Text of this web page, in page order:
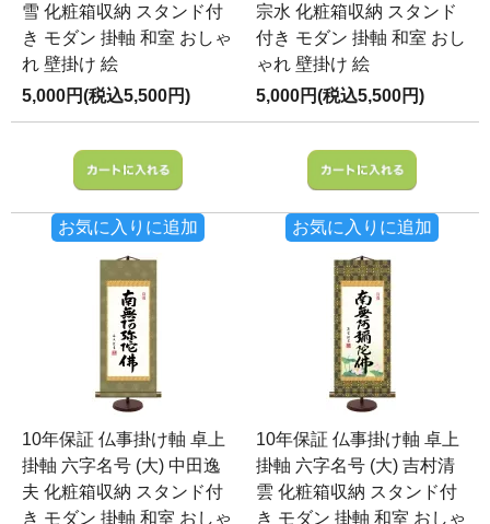
雪 化粧箱収納 スタンド付
き モダン 掛軸 和室 おしゃ
れ 壁掛け 絵
5,000円(税込5,500円)
お気に入りに追加
宗水 化粧箱収納 スタンド
付き モダン 掛軸 和室 おし
ゃれ 壁掛け 絵
5,000円(税込5,500円)
お気に入りに追加
10年保証 仏事掛け軸 卓上
掛軸 六字名号 (大) 中田逸
夫 化粧箱収納 スタンド付
き モダン 掛軸 和室 おしゃ
10年保証 仏事掛け軸 卓上
掛軸 六字名号 (大) 吉村清
雲 化粧箱収納 スタンド付
き モダン 掛軸 和室 おしゃ